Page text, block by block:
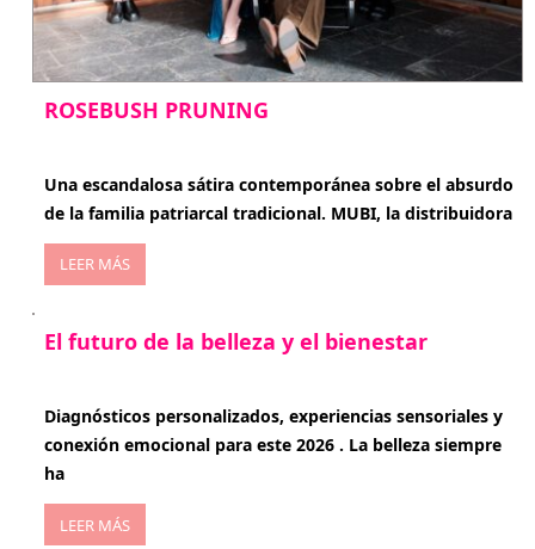
ROSEBUSH PRUNING
Una escandalosa sátira contemporánea sobre el absurdo
de la familia patriarcal tradicional. MUBI, la distribuidora
LEER MÁS
El futuro de la belleza y el bienestar
Diagnósticos personalizados, experiencias sensoriales y
conexión emocional para este 2026 . La belleza siempre
ha
LEER MÁS